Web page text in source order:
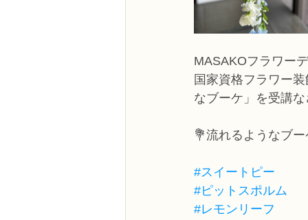
NFDディプロマインドアガーデニング
教室からのお知らせ
MASAKOフラワー
国家資格フラワー
なブーケ」を受講
💐流れるようなブ
#スイートピー
#ピットスポルム
#レモンリーフ